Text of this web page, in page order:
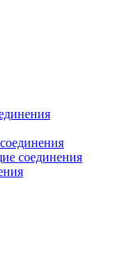
соединения